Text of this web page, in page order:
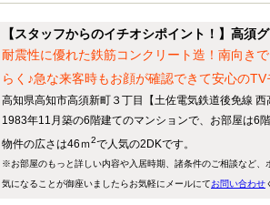
【スタッフからのイチオシポイント！】高須
耐震性に優れた鉄筋コンクリート造！南向き
らく♪急な来客時もお顔が確認できて安心のTV
高知県高知市高須新町３丁目【土佐電気鉄道後免線
1983年11月築の6階建てのマンションで、お部屋は6
物件の広さは46ｍ2で人気の2DKです。
※お部屋のもっと詳しい内容や入居時期、諸条件のご相談など、
気になることが御座いましたらお気軽にメールにてお問い合わせ